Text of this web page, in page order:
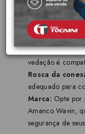
Como escolher:
Ao escolher o Anel de
97755, é importante
Diâmetro
vedação é
Rosca da
adequado para
Marca: Opte por
Amanco Wavin,
segurança de